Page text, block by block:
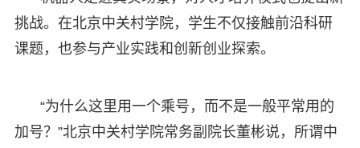
挑战。在北京中关村学院，学生不仅接触前沿科研
课题，也参与产业实践和创新创业探索。
“为什么这里用一个乘号，而不是一般平常用的
加号？”北京中关村学院常务副院长董彬说，所谓中